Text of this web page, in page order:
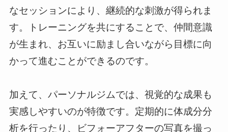
なセッションにより、継続的な刺激が得られま
す。トレーニングを共にすることで、仲間意識
が生まれ、お互いに励まし合いながら目標に向
かって進むことができるのです。
加えて、パーソナルジムでは、視覚的な成果も
実感しやすいのが特徴です。定期的に体成分分
析を行ったり、ビフォーアフターの写真を撮っ